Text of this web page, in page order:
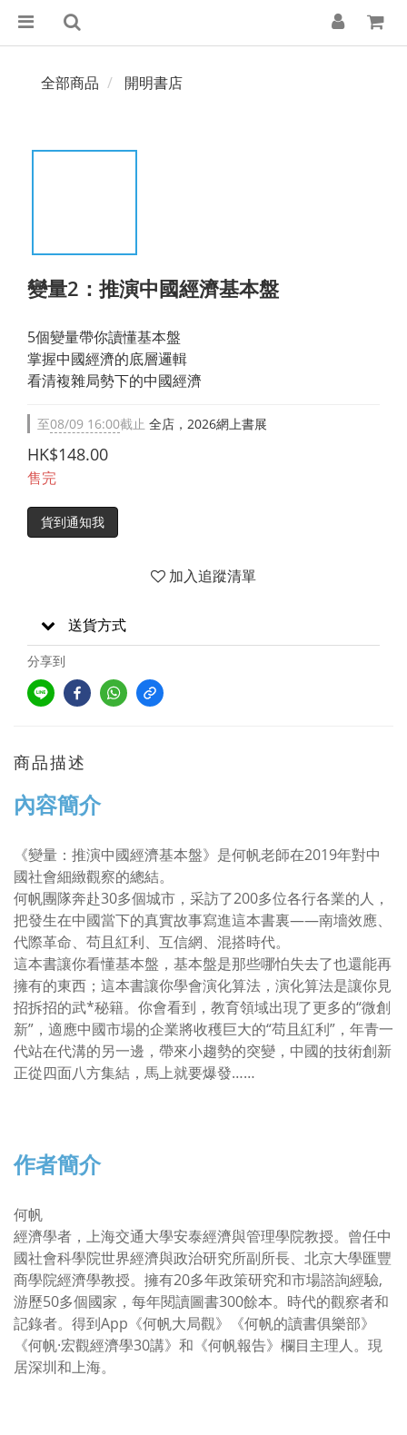
全部商品 開明書店
變量2：推演中國經濟基本盤
5個變量帶你讀懂基本盤
掌握中國經濟的底層邏輯
看清複雜局勢下的中國經濟
至08/09 16:00截止 全店，2026網上書展
HK$148.00
售完
貨到通知我
加入追蹤清單
送貨方式
分享到
商品描述
內容簡介
《變量：推演中國經濟基本盤》是何帆老師在2019年對中
國社會細緻觀察的總結。
何帆團隊奔赴30多個城市，采訪了200多位各行各業的人，
把發生在中國當下的真實故事寫進這本書裏——南墻效應、
代際革命、苟且紅利、互信網、混搭時代。
這本書讓你看懂基本盤，基本盤是那些哪怕失去了也還能再
擁有的東西；這本書讓你學會演化算法，演化算法是讓你見
招拆招的武*秘籍。你會看到，教育領域出現了更多的“微創
新”，適應中國市場的企業將收穫巨大的“苟且紅利”，年青一
代站在代溝的另一邊，帶來小趨勢的突變，中國的技術創新
正從四面八方集結，馬上就要爆發……
作者簡介
何帆
經濟學者，上海交通大學安泰經濟與管理學院教授。曾任中
國社會科學院世界經濟與政治研究所副所長、北京大學匯豐
商學院經濟學教授。擁有20多年政策研究和市場諮詢經驗,
游歷50多個國家，每年閱讀圖書300餘本。時代的觀察者和
記錄者。得到App《何帆大局觀》《何帆的讀書俱樂部》
《何帆·宏觀經濟學30講》和《何帆報告》欄目主理人。現
居深圳和上海。